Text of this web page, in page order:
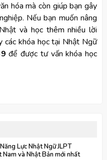
hóa mà còn giúp bạn gây
Nếu bạn muốn nâng
và học thêm nhiều lời
các khóa học tại Nhật Ngữ
để được tư vấn khóa học
Lực Nhật Ngữ JLPT
và Nhật Bản mới nhất